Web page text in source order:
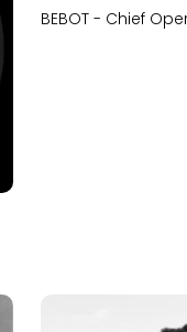
BEBOT - Chief